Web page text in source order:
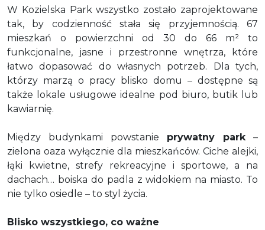
W Kozielska Park wszystko zostało zaprojektowane
tak, by codzienność stała się przyjemnością. 67
mieszkań o powierzchni od 30 do 66 m² to
funkcjonalne, jasne i przestronne wnętrza, które
łatwo dopasować do własnych potrzeb. Dla tych,
którzy marzą o pracy blisko domu – dostępne są
także lokale usługowe idealne pod biuro, butik lub
kawiarnię.
Między budynkami powstanie prywatny park–
zielona oaza wyłącznie dla mieszkańców. Ciche alejki,
łąki kwietne, strefy rekreacyjne i sportowe, a na
dachach… boiska do padla z widokiem na miasto. To
nie tylko osiedle – to styl życia.
Blisko wszystkiego, co ważne